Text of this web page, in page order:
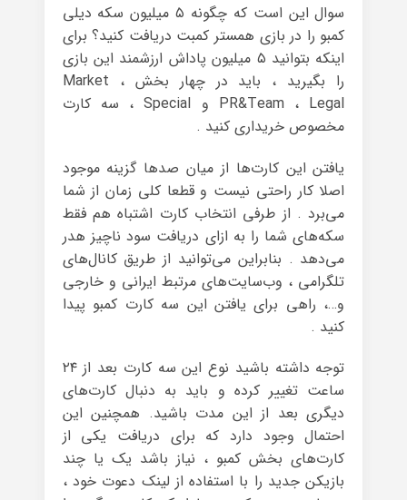
سوال این است که چگونه ۵ میلیون سکه دیلی
کمبو را در بازی همستر کمبت دریافت کنید؟ برای
اینکه بتوانید ۵ میلیون پاداش ارزشمند این بازی
را بگیرید ، باید در چهار بخش Market ،
PR&Team ، Legal و Special ، سه کارت
مخصوص خریداری کنید .
یافتن این کارت‌ها از میان صدها گزینه‌ موجود
اصلا کار راحتی نیست و قطعا کلی زمان از شما
می‌‌برد . از طرفی انتخاب کارت اشتباه هم فقط
سکه‌های شما را به ازای دریافت سود ناچیز هدر
می‌دهد . بنابراین می‌توانید از طریق کانال‌های
تلگرامی ، وب‌سایت‌های مرتبط ایرانی و خارجی
و…، راهی برای یافتن این سه کارت کمبو پیدا
کنید .
توجه داشته باشید نوع این سه کارت بعد از ۲۴
ساعت تغییر کرده و باید به دنبال کارت‌های
دیگری بعد از این مدت باشید. همچنین این
احتمال وجود دارد که برای دریافت یکی از
کارت‌های بخش کمبو ، نیاز باشد یک یا چند
بازیکن جدید را با استفاده از لینک دعوت خود ،